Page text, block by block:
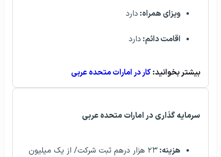
ویزای همراه: دارد
اقامت دائم: دارد
بیشتر بخوانید:کار در امارات متحده عربی
سرمایه گذاری در امارات متحده عربی
هزینه:
۲۳ هزار درهم ثبت شرکت/ از یک میلیون